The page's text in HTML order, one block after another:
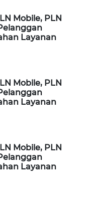
Mobile, PLN
Layanan
Mobile, PLN
Layanan
Mobile, PLN
Layanan